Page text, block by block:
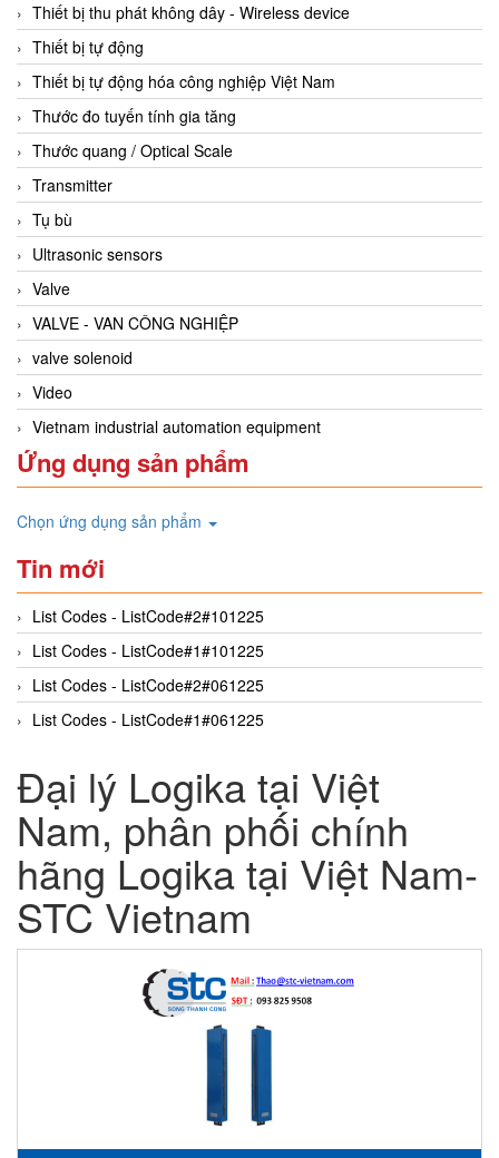
Thiết bị thu phát không dây - Wireless device
Thiết bị tự động
Thiết bị tự động hóa công nghiệp Việt Nam
Thước đo tuyến tính gia tăng
Thước quang / Optical Scale
Transmitter
Tụ bù
Ultrasonic sensors
Valve
VALVE - VAN CÔNG NGHIỆP
valve solenoid
Video
Vietnam industrial automation equipment
Ứng dụng sản phẩm
Chọn ứng dụng sản phẩm
Tin mới
List Codes - ListCode#2#101225
List Codes - ListCode#1#101225
List Codes - ListCode#2#061225
List Codes - ListCode#1#061225
Đại lý Logika tại Việt
Nam, phân phối chính
hãng Logika tại Việt Nam-
STC Vietnam